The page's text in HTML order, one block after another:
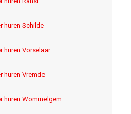
huren Schilde
huren Vorselaar
huren Vremde
huren Wommelgem